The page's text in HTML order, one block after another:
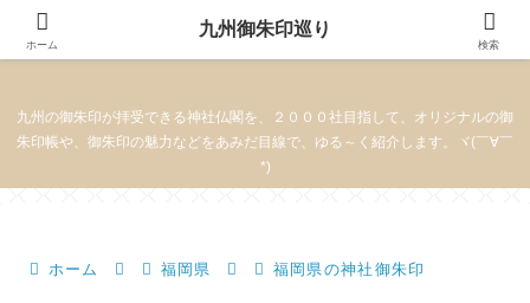
九州御朱印巡り
九州の御朱印が拝受できる神社仏閣を、２０００社目指して、オリジナルの御
朱印帳や、御朱印の魅力などをあみだ目線で、ゆる～く紹介します。ヾ(￣∀￣
*)
ホーム 福岡県 福岡県の神社御朱印
ホーム
九州御朱印巡り
検索